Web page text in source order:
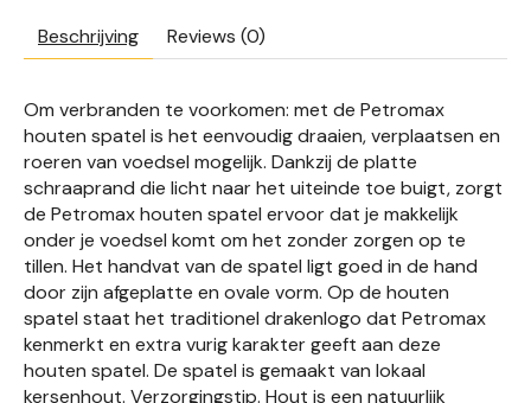
Beschrijving Reviews (0)
Om verbranden te voorkomen: met de Petromax
houten spatel is het eenvoudig draaien, verplaatsen en
roeren van voedsel mogelijk. Dankzij de platte
schraaprand die licht naar het uiteinde toe buigt, zorgt
de Petromax houten spatel ervoor dat je makkelijk
onder je voedsel komt om het zonder zorgen op te
tillen. Het handvat van de spatel ligt goed in de hand
door zijn afgeplatte en ovale vorm. Op de houten
spatel staat het traditionel drakenlogo dat Petromax
kenmerkt en extra vurig karakter geeft aan deze
houten spatel. De spatel is gemaakt van lokaal
kersenhout. Verzorgingstip. Hout is een natuurlijk